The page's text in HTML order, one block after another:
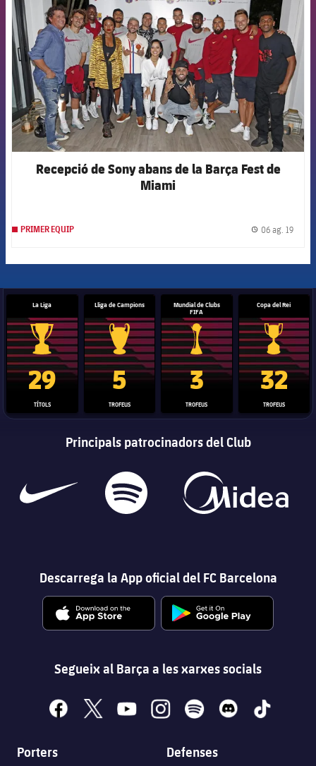
Recepció de Sony abans de la Barça Fest de
Miami
PRIMER EQUIP 06 ag. 19
La Liga
Trofeu de la Liga
29
TÍTOLS
Lliga de Campions
Trofeu de la Lliga de Campions
5
TROFEUS
Mundial de Clubs
FIFA
Trofeu del Mundial de Clubs
3
TROFEUS
Copa del Rei
Copa del
32
TROFEUS
Principals patrocinadors del Club
Descarrega la App oficial del FC Barcelona
Segueix al Barça a les xarxes socials
facebook
x youtubeinstagramspotify discord tiktok
Porters Defenses